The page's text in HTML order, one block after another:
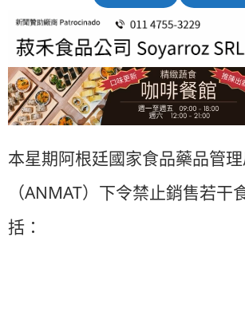
本星期阿根廷國家食品藥品管
（ANMAT）下令禁止銷售若干
括：